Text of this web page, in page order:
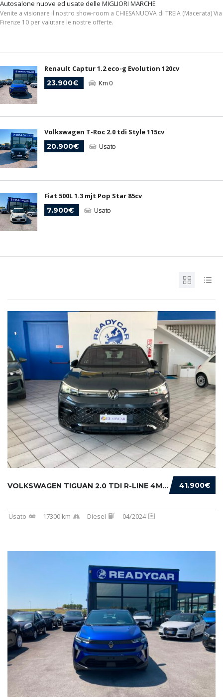
Autosalone nuove ed usate delle MIGLIORI MARCHE
Venite a visionare il nostro show-room a CHIESANUOVA di TREIA (Macerata) Via
Firenze 10 per valutare le nostre offerte.
Renault Captur 1.2 eco-g Evolution 120cv
23.900€
Km 0
Volkswagen T-Roc 2.0 tdi Style 115cv
20.900€
Usato
Fiat 500L 1.3 mjt Pop Star 85cv
7.900€
Usato
41.900€
VOLKSWAGEN TIGUAN 2.0 TDI R-LINE 4MOTION 193...
Usato 17300 km Diesel 04/2024